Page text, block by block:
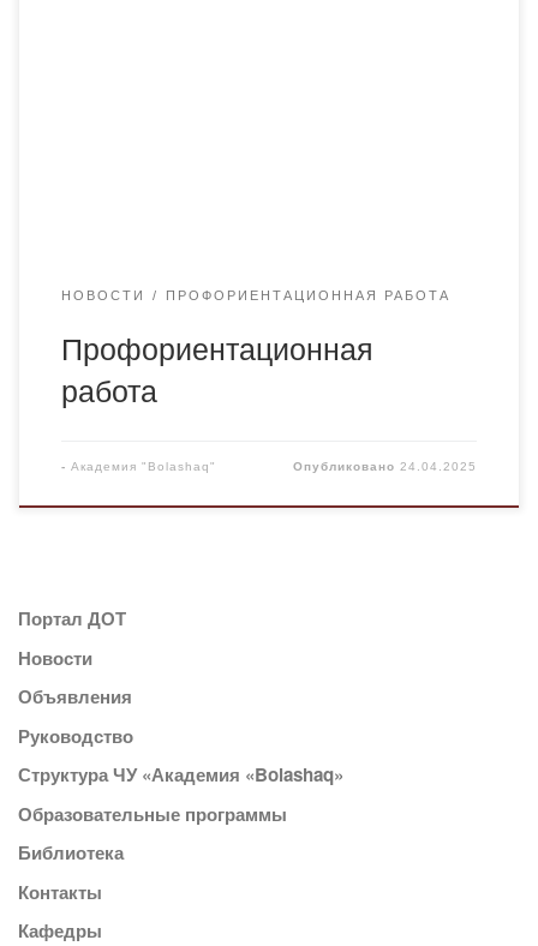
НОВОСТИ ПРОФОРИЕНТАЦИОННАЯ РАБОТА
Профориентационная
работа
- Академия "Bolashaq" Опубликовано24.04.2025
Портал ДОТ
Новости
Объявления
Руководство
Структура ЧУ «Академия «Bolashaq»
Образовательные программы
Библиотека
Контакты
Кафедры